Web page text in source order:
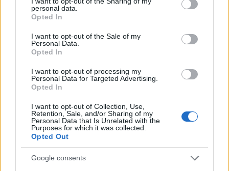
grant or deny consent to Google and its third-party tags to
use your data for below specified purposes in below Google
consent section.
personal data.
Opted In
I want to opt-out of the Sale of my
Personal Data.
Opted In
I want to opt-out of processing my
Personal Data for Targeted Advertising.
Opted In
I want to opt-out of Collection, Use,
Retention, Sale, and/or Sharing of my
Personal Data that Is Unrelated with the
Purposes for which it was collected.
Opted Out
Google consents
Continua a leggere